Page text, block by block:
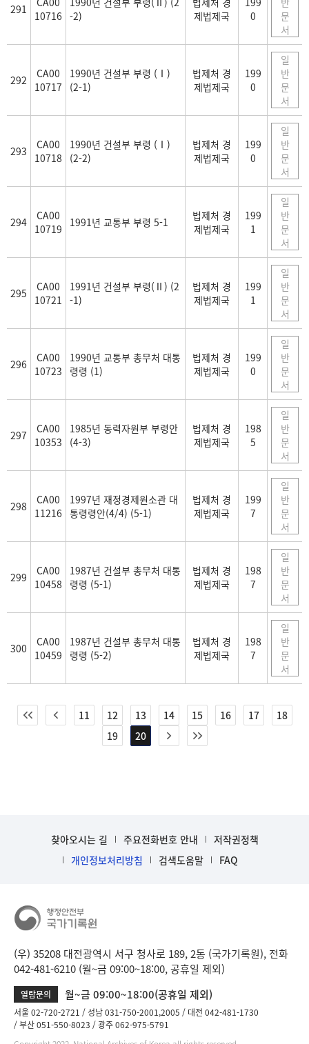
291
10716 -2)
제법제국
0
문
서
292
CA00
10717
1990년 건설부 부령 (Ⅰ)
(2-1)
법제처 경
제법제국
199
0
일
반
문
서
293
CA00
10718
1990년 건설부 부령 (Ⅰ)
(2-2)
법제처 경
제법제국
199
0
일
반
문
서
294
CA00
10719
1991년 교통부 부령 5-1
법제처 경
제법제국
199
1
일
반
문
서
295
CA00
10721
1991년 건설부 부령(Ⅱ) (2
-1)
법제처 경
제법제국
199
1
일
반
문
서
296
CA00
10723
1990년 교통부 총무처 대통
령령 (1)
법제처 경
제법제국
199
0
일
반
문
서
297
CA00
10353
1985년 동력자원부 부령안
(4-3)
법제처 경
제법제국
198
5
일
반
문
서
298
CA00
11216
1997년 재정경제원소관 대
통령령안(4/4) (5-1)
법제처 경
제법제국
199
7
일
반
문
서
299
CA00
10458
1987년 건설부 총무처 대통
령령 (5-1)
법제처 경
제법제국
198
7
일
반
문
서
300
CA00
10459
1987년 건설부 총무처 대통
령령 (5-2)
법제처 경
제법제국
198
7
일
반
문
서
11 12 13 14 15 16 17
18
19
20
찾아오시는 길 주요전화번호 안내
저작권정책
개인정보처리방침
검색도움말 FAQ
(우) 35208 대전광역시 서구 청사로 189, 2동 (국가기록원), 전화
042-481-6210 (월~금 09:00~18:00, 공휴일 제외)
열람문의 월~금 09:00~18:00(공휴일 제외)
서울 02-720-2721 성남 031-750-2001,2005
대전 042-481-1730
부산 051-550-8023
광주 062-975-5791